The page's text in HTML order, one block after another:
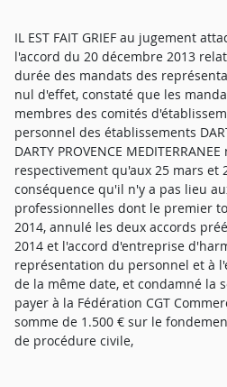
IL EST FAIT GRIEF au jugement
l'accord du 20 décembre 2013
durée des mandats des
nul d'effet, constaté que les
membres des comités
personnel des établissements
DARTY PROVENCE
respectivement qu'aux 25 mars et
conséquence qu'il n'y a pas lieu
professionnelles dont le premier
2014, annulé les deux accords
2014 et l'accord d'entreprise
représentation du personnel et à
de la même date, et condamné la
payer à la Fédération CGT
somme de 1.500 € sur le
de procédure civile,